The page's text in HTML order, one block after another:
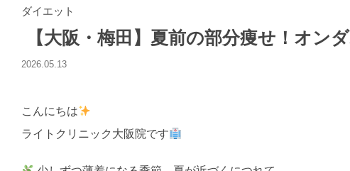
ダイエット
【大阪・梅田】夏前の部分痩せ！オン
2026.05.13
こんにちは
ライトクリニック大阪院です